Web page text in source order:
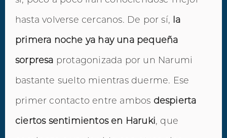
hasta volverse cercanos. De por sí, la
primera noche ya hay una pequeña
sorpresa protagonizada por un Narumi
bastante suelto mientras duerme. Ese
primer contacto entre ambos despierta
ciertos sentimientos en Haruki, que